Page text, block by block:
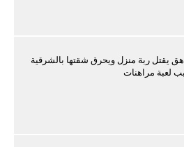
يقتل ربة منزل ويحرق شقتها بالشرقية
لعبة مراهنات